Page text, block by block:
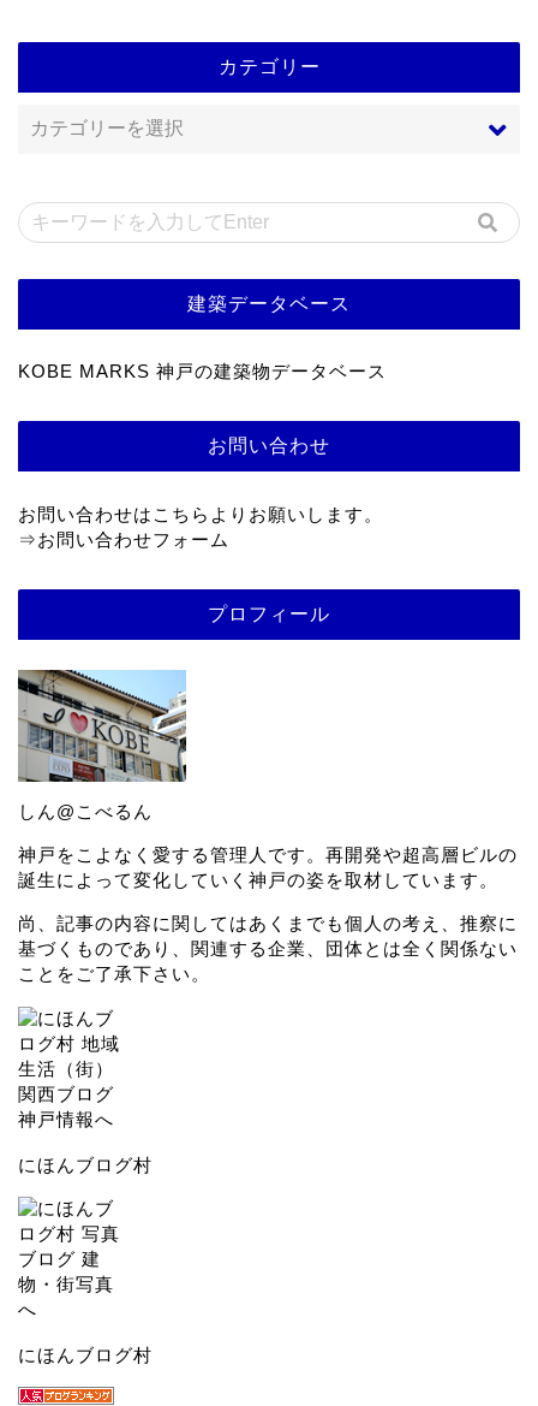
カテゴリー
建築データベース
KOBE MARKS 神戸の建築物データベース
お問い合わせ
お問い合わせはこちらよりお願いします。
⇒お問い合わせフォーム
プロフィール
しん@こべるん
神戸をこよなく愛する管理人です。再開発や超高層ビルの
誕生によって変化していく神戸の姿を取材しています。
尚、記事の内容に関してはあくまでも個人の考え、推察に
基づくものであり、関連する企業、団体とは全く関係ない
ことをご了承下さい。
にほんブログ村
にほんブログ村